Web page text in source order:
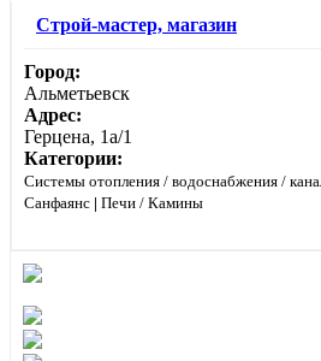
Строй-мастер, магазин
Город:
Альметьевск
Адрес:
Герцена, 1а/1
Категории:
Системы отопления / водоснабжения /
Санфаянс | Печи / Камины